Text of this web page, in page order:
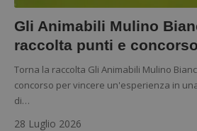
Gli Animabili Mulino
raccolta punti e concorso
Torna la raccolta Gli Animabili Mulino
concorso per vincere un'esperienza in
di…
28 Luglio 2026